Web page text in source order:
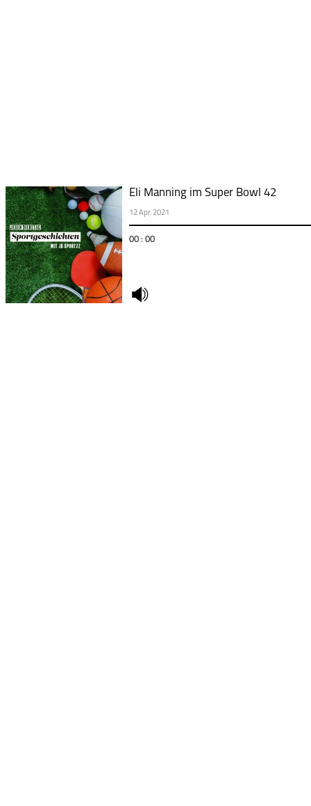
Eli Manning im Super Bowl 42
12 Apr. 2021
00 : 00